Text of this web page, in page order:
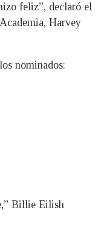
feliz”, declaró el
Harvey
nominados:
Billie Eilish